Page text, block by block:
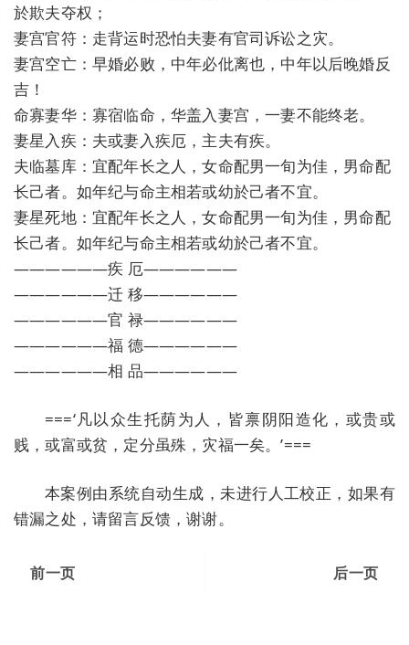
於欺夫夺权；
妻宫官符：走背运时恐怕夫妻有官司诉讼之灾。
妻宫空亡：早婚必败，中年必仳离也，中年以后晚婚反
吉！
命寡妻华：寡宿临命，华盖入妻宫，一妻不能终老。
妻星入疾：夫或妻入疾厄，主夫有疾。
夫临墓库：宜配年长之人，女命配男一旬为佳，男命配
长己者。如年纪与命主相若或幼於己者不宜。
妻星死地：宜配年长之人，女命配男一旬为佳，男命配
长己者。如年纪与命主相若或幼於己者不宜。
——————疾 厄——————
——————迁 移——————
——————官 禄——————
——————福 德——————
——————相 品——————
===‘凡以众生托荫为人，皆禀阴阳造化，或贵或
贱，或富或贫，定分虽殊，灾福一矣。’===
本案例由系统自动生成，未进行人工校正，如果有
错漏之处，请留言反馈，谢谢。
前一页 后一页